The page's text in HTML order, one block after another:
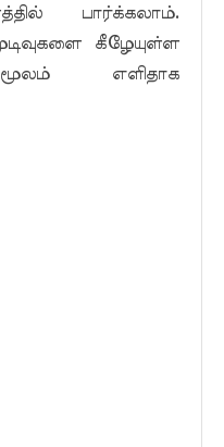
பார்க்கலாம்.
கீழேயுள்ள
எளிதாக